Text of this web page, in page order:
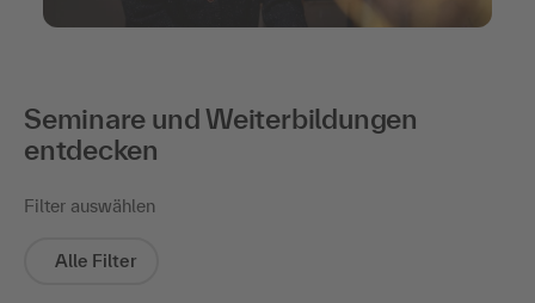
Seminare und Weiterbildungen
entdecken
Filter auswählen
Alle Filter